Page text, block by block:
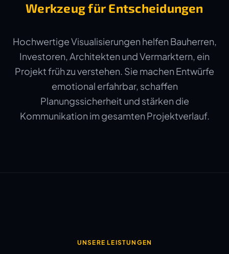
Werkzeug für Entscheidungen
Hochwertige Visualisierungen helfen Bauherren,
Investoren, Architekten und Vermarktern, ein
Projekt früh zu verstehen. Sie machen Entwürfe
emotional erfahrbar, schaffen
Planungssicherheit und stärken die
Kommunikation im gesamten Projektverlauf.
UNSERE LEISTUNGEN